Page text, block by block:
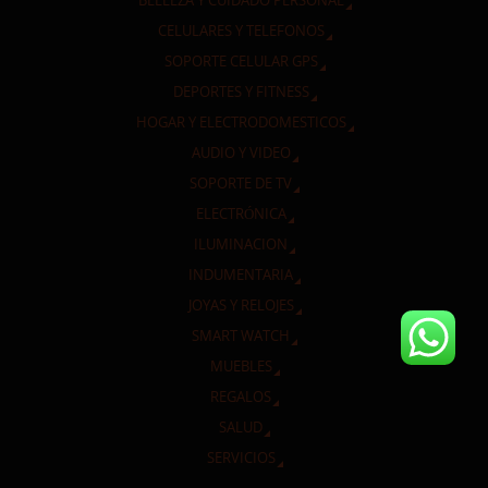
CELULARES Y TELEFONOS
SOPORTE CELULAR GPS
DEPORTES Y FITNESS
HOGAR Y ELECTRODOMESTICOS
AUDIO Y VIDEO
SOPORTE DE TV
ELECTRÓNICA
ILUMINACION
INDUMENTARIA
JOYAS Y RELOJES
SMART WATCH
MUEBLES
REGALOS
SALUD
SERVICIOS